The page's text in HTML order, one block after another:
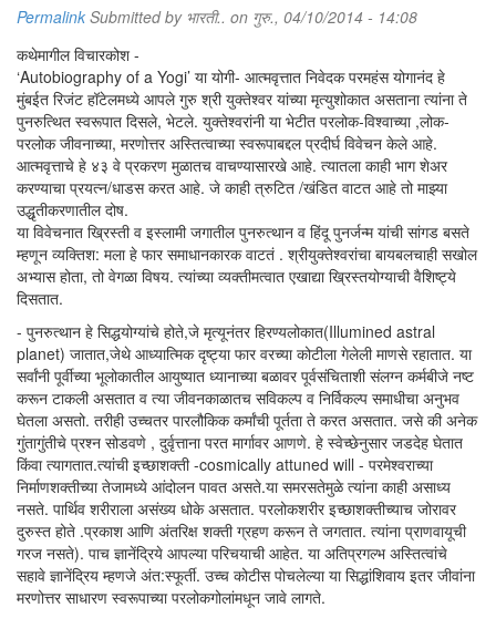
Permalink Submitted by भारती.. on गुरु., 04/10/2014 - 14:08
कथेमागील विचारकोश -
‘Autobiography of a Yogi’ या योगी- आत्मवृत्तात निवेदक परमहंस योगानंद हे
मुंबईत रिजंट हॉटेलमध्ये आपले गुरु श्री युक्तेश्वर यांच्या मृत्युशोकात असताना त्यांना ते
पुनरुत्थित स्वरूपात दिसले, भेटले. युक्तेश्वरांनी या भेटीत परलोक-विश्वाच्या ,लोक-
परलोक जीवनाच्या, मरणोत्तर अस्तित्वाच्या स्वरूपाबद्दल प्रदीर्घ विवेचन केले आहे.
आत्मवृत्ताचे हे ४३ वे प्रकरण मुळातच वाचण्यासारखे आहे. त्यातला काही भाग शेअर
करण्याचा प्रयत्न/धाडस करत आहे. जे काही त्रुटित /खंडित वाटत आहे तो माझ्या
उद्धृतीकरणातील दोष.
या विवेचनात ख्रिस्ती व इस्लामी जगातील पुनरुत्थान व हिंदू पुनर्जन्म यांची सांगड बसते
म्हणून व्यक्तिश: मला हे फार समाधानकारक वाटतं . श्रीयुक्तेश्वरांचा बायबलचाही सखोल
अभ्यास होता, तो वेगळा विषय. त्यांच्या व्यक्तीमत्वात एखाद्या ख्रिस्तयोग्याची वैशिष्ट्ये
दिसतात.
- पुनरुत्थान हे सिद्धयोग्यांचे होते,जे मृत्यूनंतर हिरण्यलोकात(Illumined astral
planet) जातात,जेथे आध्यात्मिक दृष्ट्या फार वरच्या कोटीला गेलेली माणसे रहातात. या
सर्वांनी पूर्वीच्या भूलोकातील आयुष्यात ध्यानाच्या बळावर पूर्वसंचिताशी संलग्न कर्मबीजे नष्ट
करून टाकली असतात व त्या जीवनकाळातच सविकल्प व निर्विकल्प समाधीचा अनुभव
घेतला असतो. तरीही उच्चतर पारलौकिक कर्मांची पूर्तता ते करत असतात. जसे की अनेक
गुंतागुंतीचे प्रश्न सोडवणे , दुर्वृत्ताना परत मार्गावर आणणे. हे स्वेच्छेनुसार जडदेह घेतात
किंवा त्यागतात.त्यांची इच्छाशक्ती -cosmically attuned will - परमेश्वराच्या
निर्माणशक्तीच्या तेजामध्ये आंदोलन पावत असते.या समरसतेमुळे त्यांना काही असाध्य
नसते. पार्थिव शरीराला असंख्य धोके असतात. परलोकशरीर इच्छाशक्तीच्याच जोरावर
दुरुस्त होते .प्रकाश आणि अंतरिक्ष शक्ती ग्रहण करून ते जगतात. त्यांना प्राणवायूची
गरज नसते). पाच ज्ञानेंद्रिये आपल्या परिचयाची आहेत. या अतिप्रगल्भ अस्तित्वांचे
सहावे ज्ञानेंद्रिय म्हणजे अंत:स्फूर्ती. उच्च कोटीस पोचलेल्या या सिद्धांशिवाय इतर जीवांना
मरणोत्तर साधारण स्वरूपाच्या परलोकगोलांमधून जावे लागते.